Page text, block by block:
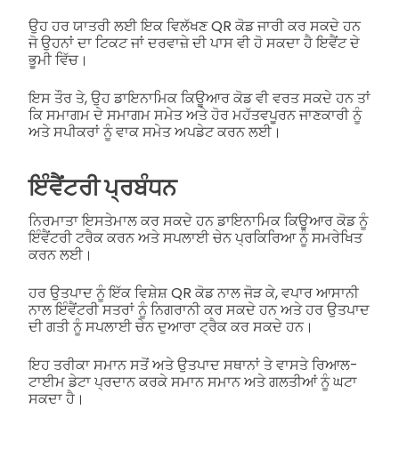
ਉਹ ਹਰ ਯਾਤਰੀ ਲਈ ਇਕ ਵਿਲੱਖਣ QR ਕੋਡ ਜਾਰੀ ਕਰ ਸਕਦੇ ਹਨ
ਜੋ ਉਹਨਾਂ ਦਾ ਟਿਕਟ ਜਾਂ ਦਰਵਾਜ਼ੇ ਦੀ ਪਾਸ ਵੀ ਹੋ ਸਕਦਾ ਹੈ ਇਵੈਂਟ ਦੇ
ਭੂਮੀ ਵਿੱਚ।
ਇਸ ਤੌਰ ਤੇ, ਉਹ ਡਾਇਨਾਮਿਕ ਕਿਊਆਰ ਕੋਡ ਵੀ ਵਰਤ ਸਕਦੇ ਹਨ ਤਾਂ
ਕਿ ਸਮਾਗਮ ਦੇ ਸਮਾਗਮ ਸਮੇਤ ਅਤੇ ਹੋਰ ਮਹੱਤਵਪੂਰਨ ਜਾਣਕਾਰੀ ਨੂੰ
ਅਤੇ ਸਪੀਕਰਾਂ ਨੂੰ ਵਾਕ ਸਮੇਤ ਅਪਡੇਟ ਕਰਨ ਲਈ।
ਇੰਵੈਂਟਰੀ ਪ੍ਰਬੰਧਨ
ਨਿਰਮਾਤਾ ਇਸਤੇਮਾਲ ਕਰ ਸਕਦੇ ਹਨ ਡਾਇਨਾਮਿਕ ਕਿਊਆਰ ਕੋਡ ਨੂੰ
ਇੰਵੈਂਟਰੀ ਟਰੈਕ ਕਰਨ ਅਤੇ ਸਪਲਾਈ ਚੇਨ ਪ੍ਰਕਿਰਿਆ ਨੂੰ ਸਮਰੇਖਿਤ
ਕਰਨ ਲਈ।
ਹਰ ਉਤਪਾਦ ਨੂੰ ਇੱਕ ਵਿਸ਼ੇਸ਼ QR ਕੋਡ ਨਾਲ ਜੋੜ ਕੇ, ਵਪਾਰ ਆਸਾਨੀ
ਨਾਲ ਇੰਵੈਂਟਰੀ ਸਤਰਾਂ ਨੂੰ ਨਿਗਰਾਨੀ ਕਰ ਸਕਦੇ ਹਨ ਅਤੇ ਹਰ ਉਤਪਾਦ
ਦੀ ਗਤੀ ਨੂੰ ਸਪਲਾਈ ਚੇਨ ਦੁਆਰਾ ਟ੍ਰੈਕ ਕਰ ਸਕਦੇ ਹਨ।
ਇਹ ਤਰੀਕਾ ਸਮਾਨ ਸਤੋਂ ਅਤੇ ਉਤਪਾਦ ਸਥਾਨਾਂ ਤੇ ਵਾਸਤੇ ਰਿਆਲ-
ਟਾਈਮ ਡੇਟਾ ਪ੍ਰਦਾਨ ਕਰਕੇ ਸਮਾਨ ਸਮਾਨ ਅਤੇ ਗਲਤੀਆਂ ਨੂੰ ਘਟਾ
ਸਕਦਾ ਹੈ।